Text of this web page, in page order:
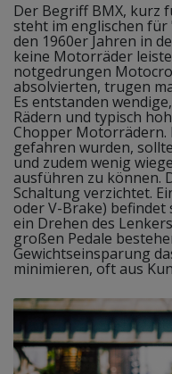
Der Begriff BMX, kurz
steht im englischen für
den 1960er Jahren in
keine Motorräder
notgedrungen
absolvierten, trugen
Es entstanden
Rädern und typisch
Chopper Motorrädern.
gefahren wurden,
und zudem wenig
ausführen zu können.
Schaltung verzichtet.
oder V-Brake)
ein Drehen des
großen Pedale
Gewichtseinsparung
minimieren, oft aus